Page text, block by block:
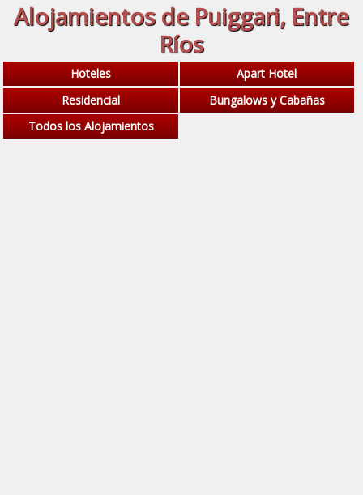
Alojamientos de Puiggari, Entre
Ríos
Hoteles
Apart Hotel
Residencial
Bungalows y Cabañas
Todos los Alojamientos